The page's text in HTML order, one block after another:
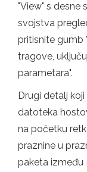
"View" s desne
svojstva
pritisnite gumb
tragove,
parametara".
Drugi detalj
datoteka
na početku
praznine u
paketa između